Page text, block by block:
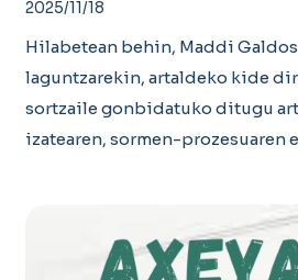
2025/11/18
Hilabetean behin, Maddi
laguntzarekin, artaldeko kide
sortzaile gonbidatuko ditugu
izatearen, sormen-prozesuaren